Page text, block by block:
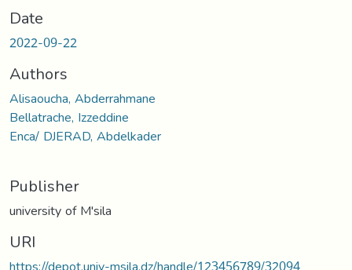
Date
2022-09-22
Authors
Alisaoucha, Abderrahmane
Bellatrache, Izzeddine
Enca/ DJERAD, Abdelkader
Publisher
university of M'sila
URI